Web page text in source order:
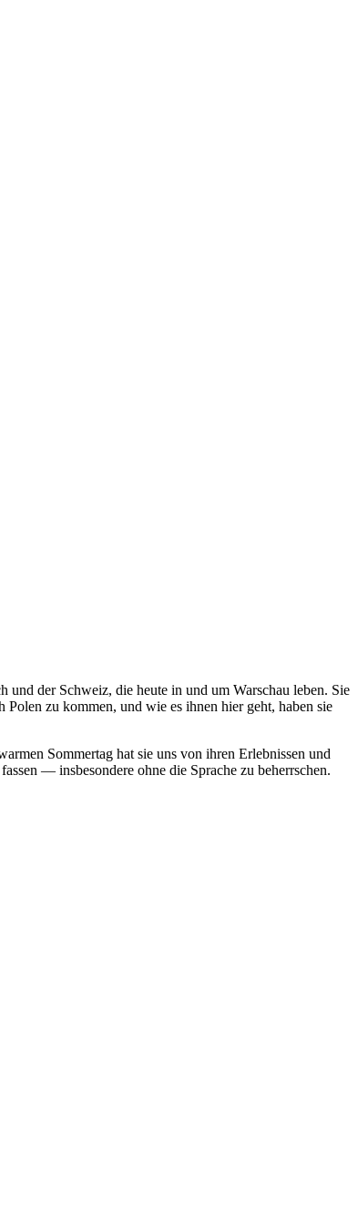
und der Schweiz, die heute in und um Warschau leben. Sie
zu kommen, und wie es ihnen hier geht, haben sie
Sommertag hat sie uns von ihren Erlebnissen und
— insbesondere ohne die Sprache zu beherrschen.